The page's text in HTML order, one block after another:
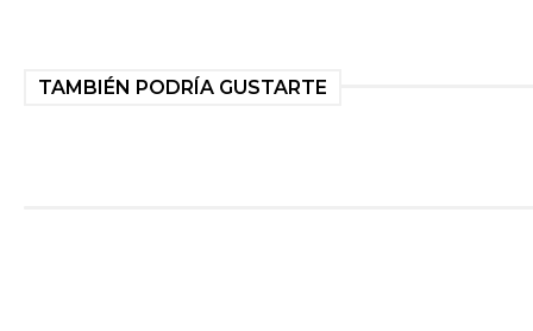
TAMBIÉN PODRÍA GUSTARTE